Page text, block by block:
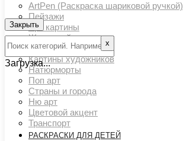
ArtPen (Раскраска шариковой ручкой)
Пейзажи
Арт картины
Животный мир
Люди
Картины художников
Натюрморты
Поп арт
Страны и города
Ню арт
Цветовой акцент
Транспорт
РАСКРАСКИ ДЛЯ ДЕТЕЙ
Закрыть
х
Загрузка...